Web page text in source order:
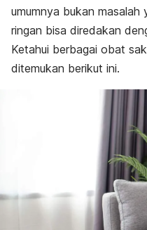
umumnya bukan masalah
ringan bisa diredakan
Ketahui berbagai obat
ditemukan berikut ini.